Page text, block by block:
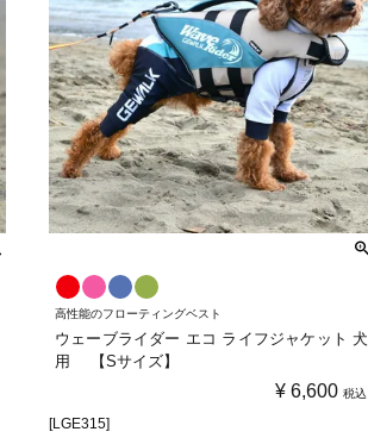
高性能のフローティングベスト
ウェーブライダー エコ ライフジャケット 犬
用 【Sサイズ】
¥ 6,600 税込
[LGE315]